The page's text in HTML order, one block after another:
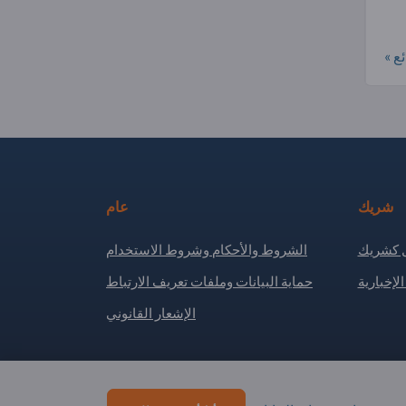
»
عام
الشروط والأحكام وشروط الاستخدام
حماية البيانات وملفات تعريف الارتباط
الإشعار القانوني
شريك
كشريك